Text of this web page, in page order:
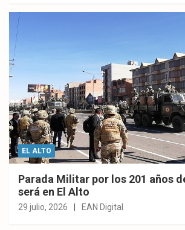
EL ALTO
Parada Militar por los 201 años
será en El Alto
29 julio, 2026 EAN Digital